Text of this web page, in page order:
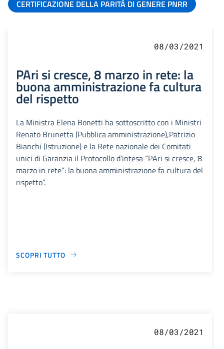
CERTIFICAZIONE DELLA PARITÀ DI GENERE PNRR
08/03/2021
PAri si cresce, 8 marzo in rete: la
buona amministrazione fa cultura
del rispetto
La Ministra Elena Bonetti ha sottoscritto con i Ministri
Renato Brunetta (Pubblica amministrazione),Patrizio
Bianchi (Istruzione) e la Rete nazionale dei Comitati
unici di Garanzia il Protocollo d’intesa “PAri si cresce, 8
marzo in rete”: la buona amministrazione fa cultura del
rispetto”.
SCOPRI TUTTO
08/03/2021